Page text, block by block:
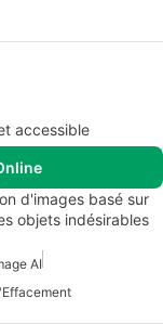
accessible
d'images basé sur
objets indésirables
AI